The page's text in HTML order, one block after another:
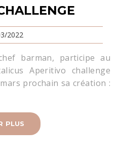
2022
barman, participe au
Aperitivo challenge
prochain sa création :
PLUS